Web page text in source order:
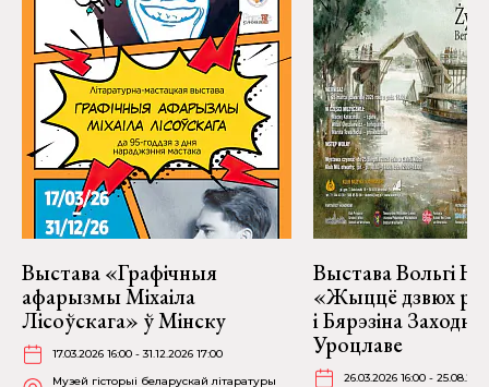
Выстава «Графічныя
афарызмы Міхаіла
Лісоўскага» ў Мінску
17.03.2026 16:00 - 31.12.2026 17:00
Музей гісторыі беларускай літаратуры
Выстава Вольгі
«Жыццё дзвюх
і Бярэзіна
Уроцлаве
26.03.2026 16:00 -